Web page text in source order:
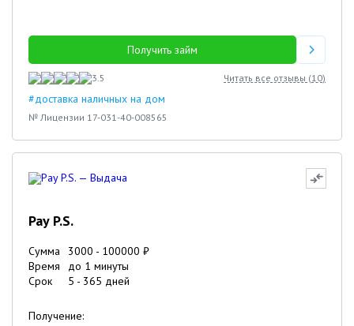
Получить займ
3.5 Читать все отзывы (10)
#доставка наличных на дом
№ Лицензии 17-031-40-008565
Pay P.S.
Сумма 3000 - 100000 ₽
Время
до 1 минуты
Срок
5 - 365 дней
Получение: